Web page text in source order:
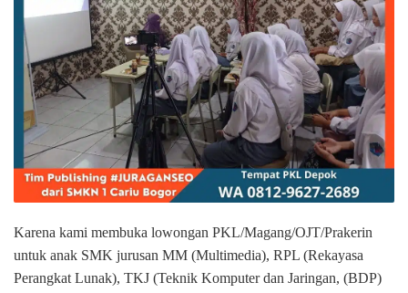
Karena kami membuka lowongan PKL/Magang/OJT/Prakerin
untuk anak SMK jurusan MM (Multimedia), RPL (Rekayasa
Perangkat Lunak), TKJ (Teknik Komputer dan Jaringan, (BDP)